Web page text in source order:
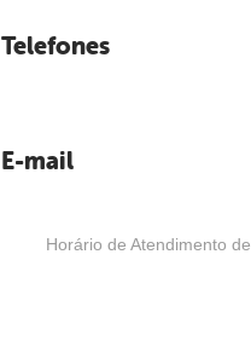
Telefones
E-mail
Horário de Atendimento de